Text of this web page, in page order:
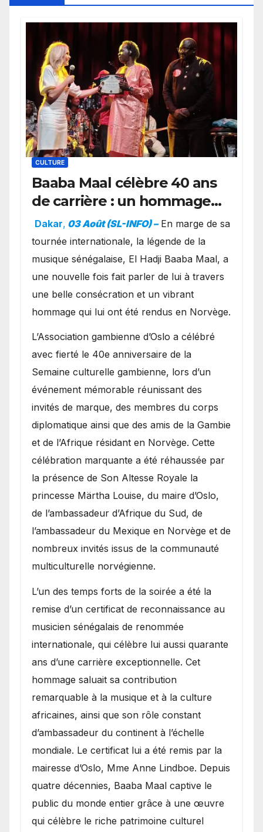
CULTURE
Baaba Maal célèbre 40 ans
de carrière : un hommage
exceptionnel à Oslo en
présence de la famille
royale.
Dakar, 03 Août (SL-INFO) – ​En marge de sa
tournée internationale, la légende de la
musique sénégalaise, El Hadji Baaba Maal, a
une nouvelle fois fait parler de lui à travers
une belle consécration et un vibrant
hommage qui lui ont été rendus en Norvège.
​L’Association gambienne d’Oslo a célébré
avec fierté le 40e anniversaire de la
Semaine culturelle gambienne, lors d’un
événement mémorable réunissant des
invités de marque, des membres du corps
diplomatique ainsi que des amis de la Gambie
et de l’Afrique résidant en Norvège. Cette
célébration marquante a été réhaussée par
la présence de Son Altesse Royale la
princesse Märtha Louise, du maire d’Oslo,
de l’ambassadeur d’Afrique du Sud, de
l’ambassadeur du Mexique en Norvège et de
nombreux invités issus de la communauté
multiculturelle norvégienne.
​L’un des temps forts de la soirée a été la
remise d’un certificat de reconnaissance au
musicien sénégalais de renommée
internationale, qui célèbre lui aussi quarante
ans d’une carrière exceptionnelle. Cet
hommage saluait sa contribution
remarquable à la musique et à la culture
africaines, ainsi que son rôle constant
d’ambassadeur du continent à l’échelle
mondiale. Le certificat lui a été remis par la
mairesse d’Oslo, Mme Anne Lindboe. Depuis
quatre décennies, Baaba Maal captive le
public du monde entier grâce à une œuvre
qui célèbre le riche patrimoine culturel